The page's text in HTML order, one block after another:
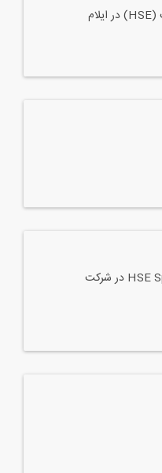
استخدام HSE Specialist (Operations) در شرکت